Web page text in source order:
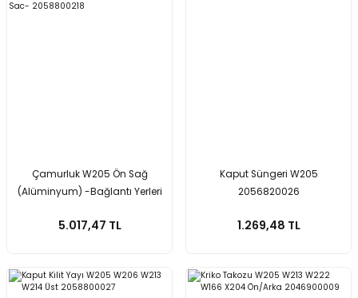
Çamurluk W205 Ön Sağ
(Alüminyum) -Bağlantı Yerleri
5.017,47 TL
Kaput Süngeri W205
2056820026
1.269,48 TL